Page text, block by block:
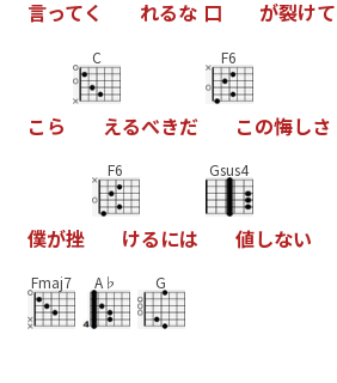
言ってく れるな 口 が裂けて
こ ら
C
えるべきだ
F6
この悔しさ
僕が挫
F6
けるには
Gsus4
値しない
Fmaj7 A♭ G